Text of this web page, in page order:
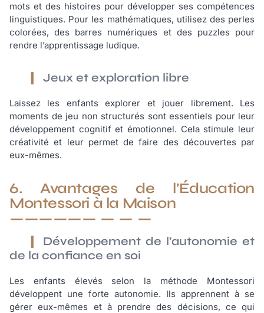
mots et des histoires pour développer ses compétences
linguistiques. Pour les mathématiques, utilisez des perles
colorées, des barres numériques et des puzzles pour
rendre l’apprentissage ludique.
Jeux et exploration libre
Laissez les enfants explorer et jouer librement. Les
moments de jeu non structurés sont essentiels pour leur
développement cognitif et émotionnel. Cela stimule leur
créativité et leur permet de faire des découvertes par
eux-mêmes.
6. Avantages de l’Éducation
Montessori à la Maison
Développement de l’autonomie et
de la confiance en soi
Les enfants élevés selon la méthode Montessori
développent une forte autonomie. Ils apprennent à se
gérer eux-mêmes et à prendre des décisions, ce qui